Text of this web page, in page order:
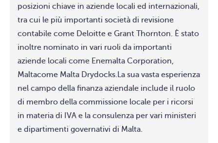
posizioni chiave in aziende locali ed internazionali,
tra cui le più importanti società di revisione
contabile come Deloitte e Grant Thornton. È stato
inoltre nominato in vari ruoli da importanti
aziende locali come Enemalta Corporation,
Maltacome Malta Drydocks. La sua vasta esperienza
nel campo della finanza aziendale include il ruolo
di membro della commissione locale per i ricorsi
in materia di IVA e la consulenza per vari ministeri
e dipartimenti governativi di Malta.